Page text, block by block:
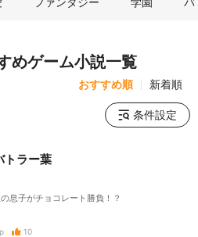
めゲーム小説一覧
おすすめ順 新着順
条件設定
トラー葉
息子がチョコレート勝負！？
10